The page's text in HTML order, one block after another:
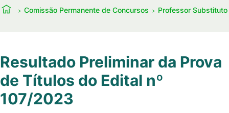
Comissão Permanente de Concursos Professor Substituto
Resultado Preliminar da Prova
de Títulos do Edital nº
107/2023